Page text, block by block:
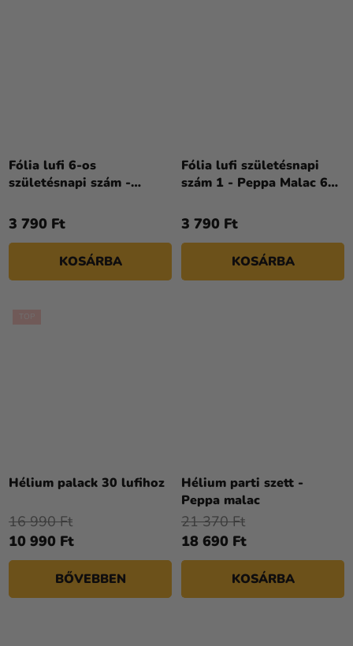
Fólia lufi 6-os
születésnapi szám -
3 790 Ft
KOSÁRBA
Fólia lufi születésnapi
szám 1 - Peppa Malac 66
3 790 Ft
KOSÁRBA
Hélium palack 30 lufihoz
termék
4,3
csillag.
10 990 Ft
16 990 Ft
BŐVEBBEN
Hélium parti szett -
Peppa malac
18 690 Ft
21 370 Ft
KOSÁRBA